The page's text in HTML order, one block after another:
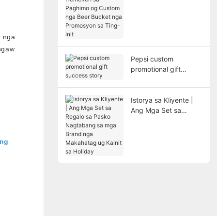
nga
Pepsi custom
promotional gift
Istorya sa Kliyente |
Ang Mga Set sa